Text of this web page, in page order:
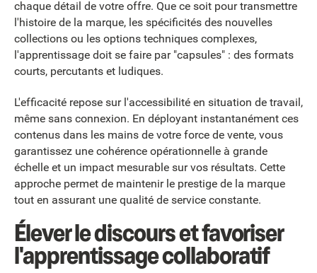
chaque détail de votre offre. Que ce soit pour transmettre
l'histoire de la marque, les spécificités des nouvelles
collections ou les options techniques complexes,
l'apprentissage doit se faire par "capsules" : des formats
courts, percutants et ludiques.
L'efficacité repose sur l'accessibilité en situation de travail,
même sans connexion. En déployant instantanément ces
contenus dans les mains de votre force de vente, vous
garantissez une cohérence opérationnelle à grande
échelle et un impact mesurable sur vos résultats. Cette
approche permet de maintenir le prestige de la marque
tout en assurant une qualité de service constante.
Élever le discours et favoriser
l'apprentissage collaboratif